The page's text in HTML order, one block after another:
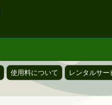
使用料について レンタルサー